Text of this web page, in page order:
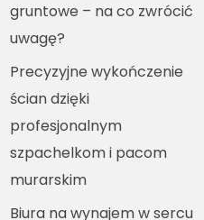
gruntowe – na co zwrócić
uwagę?
Precyzyjne wykończenie
ścian dzięki
profesjonalnym
szpachelkom i pacom
murarskim
Biura na wynajem w sercu